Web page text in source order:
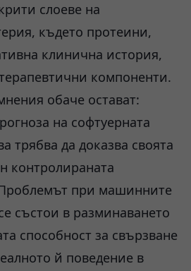
слоеве на
където протеини,
клинична история,
компоненти.
обаче остават:
на софтуерната
трябва да доказва своята
контролираната
при машинните
състои в разминаването
способност за свързване
й поведение в